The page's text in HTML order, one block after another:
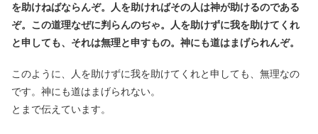
を助けねばならんぞ。人を助ければその人は神が助けるのである
ぞ。この道理なぜに判らんのぢゃ。人を助けずに我を助けてくれ
と申しても、それは無理と申すもの。神にも道はまげられんぞ。
このように、人を助けずに我を助けてくれと申しても、無理なの
です。神にも道はまげられない。
とまで伝えています。